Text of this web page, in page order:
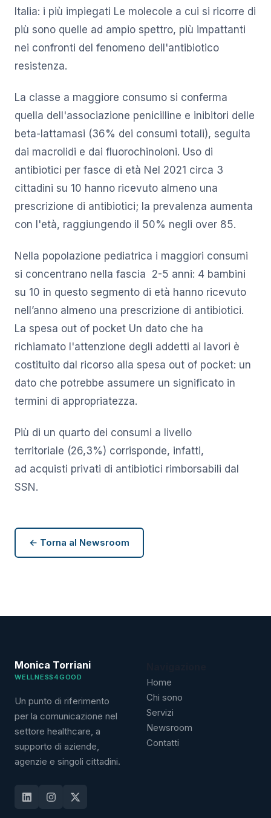
Italia: i più impiegati Le molecole a cui si ricorre di
più sono quelle ad ampio spettro, più impattanti
nei confronti del fenomeno dell'antibiotico
resistenza.
La classe a maggiore consumo si conferma
quella dell'associazione penicilline e inibitori delle
beta-lattamasi (36% dei consumi totali), seguita
dai macrolidi e dai fluorochinoloni. Uso di
antibiotici per fasce di età Nel 2021 circa 3
cittadini su 10 hanno ricevuto almeno una
prescrizione di antibiotici; la prevalenza aumenta
con l'età, raggiungendo il 50% negli over 85.
Nella popolazione pediatrica i maggiori consumi
si concentrano nella fascia 2-5 anni: 4 bambini
su 10 in questo segmento di età hanno ricevuto
nell’anno almeno una prescrizione di antibiotici.
La spesa out of pocket Un dato che ha
richiamato l'attenzione degli addetti ai lavori è
costituito dal ricorso alla spesa out of pocket: un
dato che potrebbe assumere un significato in
termini di appropriatezza.
Più di un quarto dei consumi a livello
territoriale (26,3%) corrisponde, infatti,
ad acquisti privati di antibiotici rimborsabili dal
SSN.
← Torna al Newsroom
Monica Torriani
WELLNESS4GOOD
Un punto di riferimento
per la comunicazione nel
settore healthcare, a
supporto di aziende,
agenzie e singoli cittadini.
Home
Chi sono
Servizi
Newsroom
Contatti